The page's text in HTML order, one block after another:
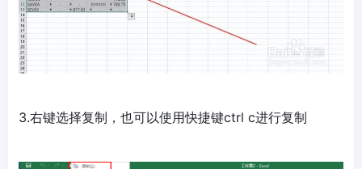
3.右键选择复制，也可以使用快捷键ctrl c进行复制